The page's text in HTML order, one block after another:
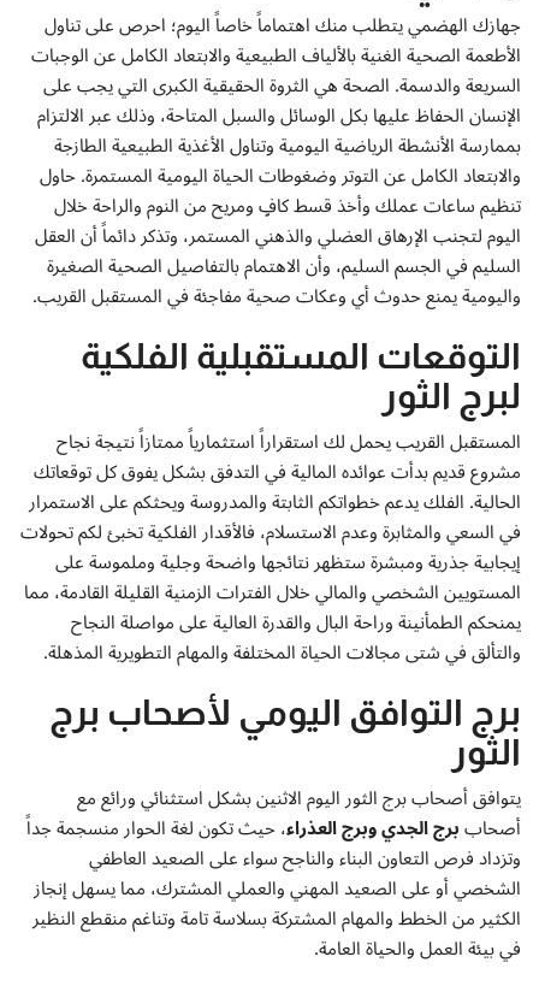
جهازك الهضمي يتطلب منك اهتماماً خاصاً اليوم؛ احرص على تناول
الأطعمة الصحية الغنية بالألياف الطبيعية والابتعاد الكامل عن الوجبات
السريعة والدسمة. الصحة هي الثروة الحقيقية الكبرى التي يجب على
الإنسان الحفاظ عليها بكل الوسائل والسبل المتاحة، وذلك عبر الالتزام
بممارسة الأنشطة الرياضية اليومية وتناول الأغذية الطبيعية الطازجة
والابتعاد الكامل عن التوتر وضغوطات الحياة اليومية المستمرة. حاول
تنظيم ساعات عملك وأخذ قسط كافٍ ومريح من النوم والراحة خلال
اليوم لتجنب الإرهاق العضلي والذهني المستمر، وتذكر دائماً أن العقل
السليم في الجسم السليم، وأن الاهتمام بالتفاصيل الصحية الصغيرة
واليومية يمنع حدوث أي وعكات صحية مفاجئة في المستقبل القريب.
التوقعات المستقبلية الفلكية
لبرج الثور
المستقبل القريب يحمل لك استقراراً استثمارياً ممتازاً نتيجة نجاح
مشروع قديم بدأت عوائده المالية في التدفق بشكل يفوق كل توقعاتك
الحالية. الفلك يدعم خطواتكم الثابتة والمدروسة ويحثكم على الاستمرار
في السعي والمثابرة وعدم الاستسلام، فالأقدار الفلكية تخبئ لكم تحولات
إيجابية جذرية ومبشرة ستظهر نتائجها واضحة وجلية وملموسة على
المستويين الشخصي والمالي خلال الفترات الزمنية القليلة القادمة، مما
يمنحكم الطمأنينة وراحة البال والقدرة العالية على مواصلة النجاح
والتألق في شتى مجالات الحياة المختلفة والمهام التطويرية المذهلة.
برج التوافق اليومي لأصحاب برج
الثور
يتوافق أصحاب برج الثور اليوم الاثنين بشكل استثنائي ورائع مع
أصحاببرج الجدي وبرج العذراء، حيث تكون لغة الحوار منسجمة جداً
وتزداد فرص التعاون البناء والناجح سواء على الصعيد العاطفي
الشخصي أو على الصعيد المهني والعملي المشترك، مما يسهل إنجاز
الكثير من الخطط والمهام المشتركة بسلاسة تامة وتناغم منقطع النظير
في بيئة العمل والحياة العامة.